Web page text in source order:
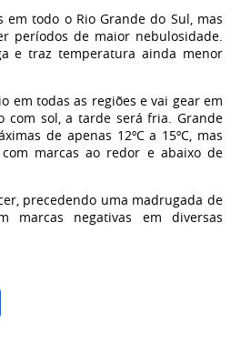
em todo o Rio Grande do Sul, mas
períodos de maior nebulosidade.
e traz temperatura ainda menor
em todas as regiões e vai gear em
com sol, a tarde será fria. Grande
de apenas 12ºC a 15ºC, mas
marcas ao redor e abaixo de
precedendo uma madrugada de
marcas negativas em diversas